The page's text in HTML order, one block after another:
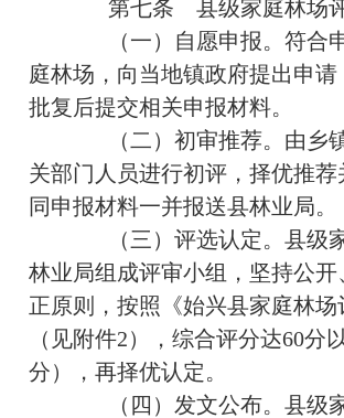
第七条
县级家庭林场
（一）自愿申报。符合
庭林场，向当地镇政府提出申请
批复后提交相关申报材料。
（二）初审推荐。由乡
关部门人员进行初评，择优推
同申报材料一并报送县林业局。
（三）评选认定。县级
林业局组成评审小组，坚持公开
正原则，按照《始兴县家庭林场
（见附件2），综合评分达60分
分），再择优认定。
（四）发文公布。县级